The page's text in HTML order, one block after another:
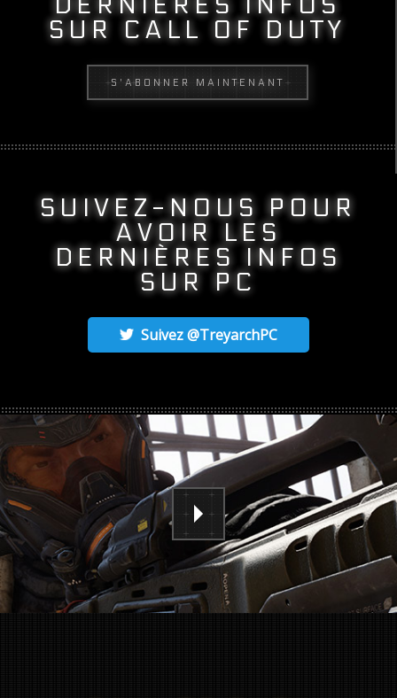
SUR CALL OF DUTY
S'ABONNER MAINTENANT
SUIVEZ-NOUS POUR
AVOIR LES
DERNIÈRES INFOS
SUR PC
Suivez @TreyarchPC